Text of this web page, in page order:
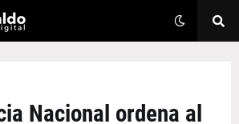
Nacional ordena al